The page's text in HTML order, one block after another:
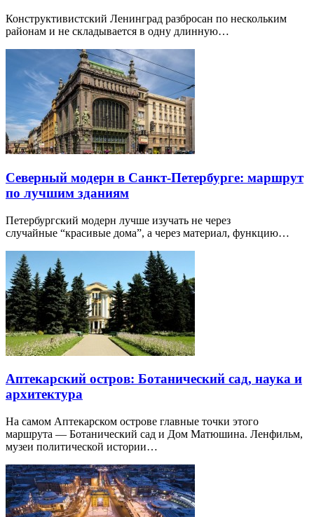
Конструктивистский Ленинград разбросан по нескольким
районам и не складывается в одну длинную…
Северный модерн в Санкт-Петербурге: маршрут
по лучшим зданиям
Петербургский модерн лучше изучать не через
случайные “красивые дома”, а через материал, функцию…
Аптекарский остров: Ботанический сад, наука и
архитектура
На самом Аптекарском острове главные точки этого
маршрута — Ботанический сад и Дом Матюшина. Ленфильм,
музеи политической истории…